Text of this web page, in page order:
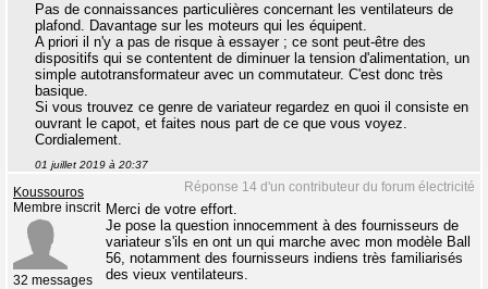
Pas de connaissances particulières concernant les ventilateurs de
plafond. Davantage sur les moteurs qui les équipent.
A priori il n'y a pas de risque à essayer ; ce sont peut-être des
dispositifs qui se contentent de diminuer la tension d'alimentation, un
simple autotransformateur avec un commutateur. C'est donc très
basique.
Si vous trouvez ce genre de variateur regardez en quoi il consiste en
ouvrant le capot, et faites nous part de ce que vous voyez.
Cordialement.
01 juillet 2019 à 20:37
Réponse 14 d'un contributeur du forum électricité
Koussouros
Membre inscrit
32 messages
Merci de votre effort.
Je pose la question innocemment à des fournisseurs de
variateur s'ils en ont un qui marche avec mon modèle Ball
56, notamment des fournisseurs indiens très familiarisés
des vieux ventilateurs.